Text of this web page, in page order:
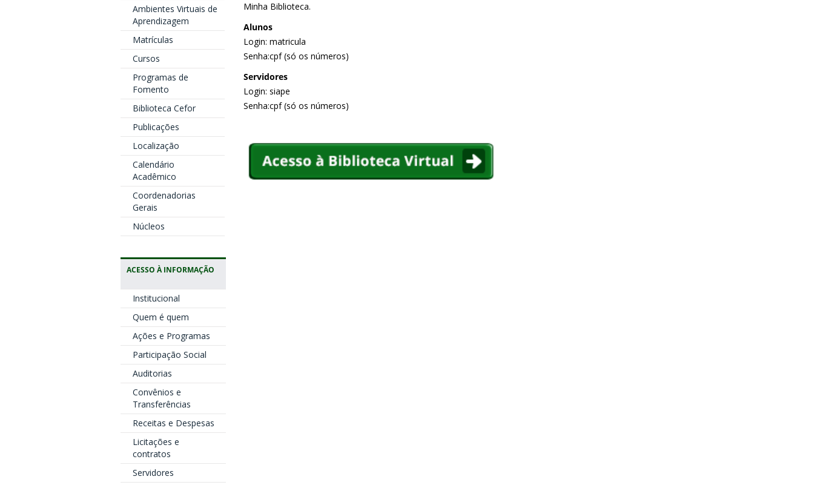
Ambientes Virtuais de
Aprendizagem
Matrículas
Cursos
Programas de
Fomento
Biblioteca Cefor
Publicações
Localização
Calendário
Acadêmico
Coordenadorias
Gerais
Núcleos
ACESSO À INFORMAÇÃO
Institucional
Quem é quem
Ações e Programas
Participação Social
Auditorias
Convênios e
Transferências
Receitas e Despesas
Licitações e
contratos
Servidores
Minha Biblioteca.
Alunos
Login: matricula
Senha:cpf (só os números)
Servidores
Login: siape
Senha:cpf (só os números)